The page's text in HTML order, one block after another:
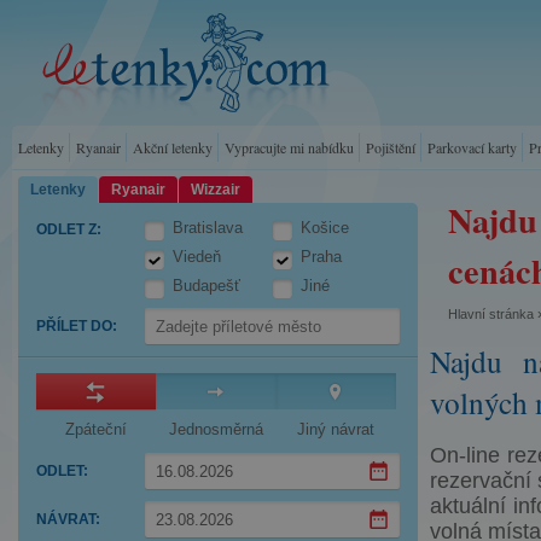
Letenky Ryanair Akční letenky Vypracujte mi nabídku Pojištění Parkovací karty
Letenky Ryanair Wizzair
ODLET Z:
Bratislava
Viedeň
Budapešť
Košice
Praha
Jiné
PŘÍLET DO:
Zpáteční Jednosměrná Jiný návrat
ODLET:
NÁVRAT:
the
Hlavní stránka
Najdu
volných
On-line
rezervační
aktuální
volná